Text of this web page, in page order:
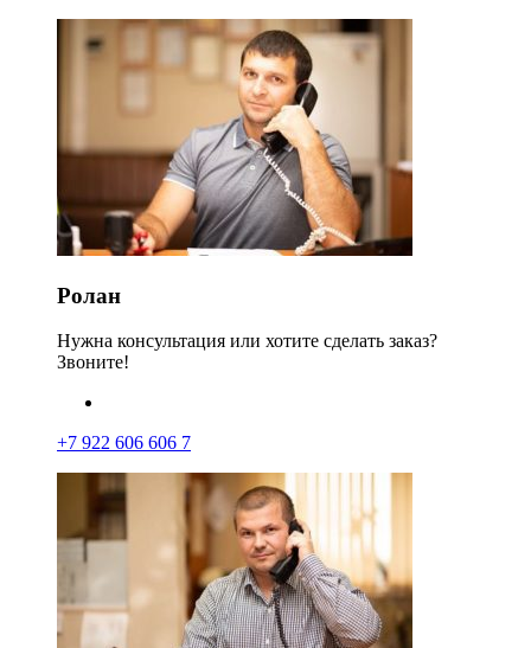
Ролан
Нужна консультация или хотите сделать заказ?
Звоните!
+7 922 606 606 7